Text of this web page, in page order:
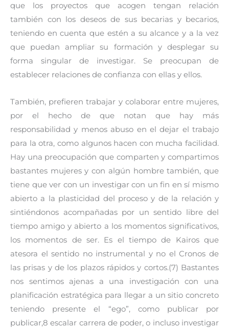
que los proyectos que acogen tengan relación
también con los deseos de sus becarias y becarios,
teniendo en cuenta que estén a su alcance y a la vez
que puedan ampliar su formación y desplegar su
forma singular de investigar. Se preocupan de
establecer relaciones de confianza con ellas y ellos.
También, prefieren trabajar y colaborar entre mujeres,
por el hecho de que notan que hay más
responsabilidad y menos abuso en el dejar el trabajo
para la otra, como algunos hacen con mucha facilidad.
Hay una preocupación que comparten y compartimos
bastantes mujeres y con algún hombre también, que
tiene que ver con un investigar con un fin en sí mismo
abierto a la plasticidad del proceso y de la relación y
sintiéndonos acompañadas por un sentido libre del
tiempo amigo y abierto a los momentos significativos,
los momentos de ser. Es el tiempo de Kairos que
atesora el sentido no instrumental y no el Cronos de
las prisas y de los plazos rápidos y cortos.(7) Bastantes
nos sentimos ajenas a una investigación con una
planificación estratégica para llegar a un sitio concreto
teniendo presente el “ego”, como publicar por
publicar,8 escalar carrera de poder, o incluso investigar